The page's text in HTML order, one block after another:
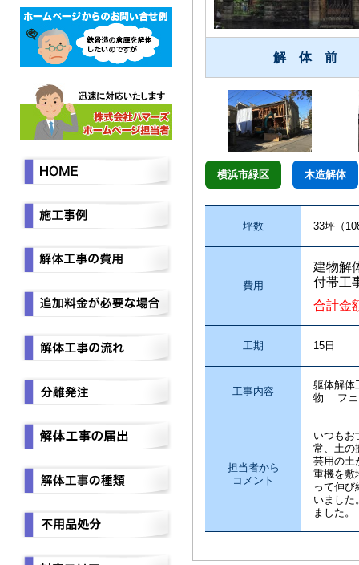
解 体 前
横浜市緑区 木造解体
坪数 33坪（
費用
建物解
付帯工
合計金
工期 15日
工事内容
躯体解
物 フェ
担当者から
コメント
いつもお
常、土の
芸用の土
重機を敷
って伸
いました
ました。